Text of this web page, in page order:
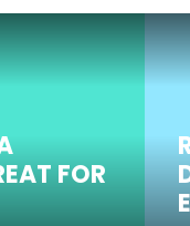
FOR